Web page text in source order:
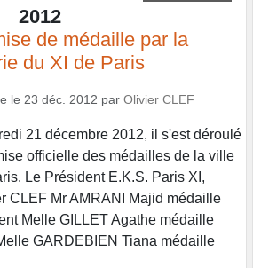
2012
de médaille par la
du XI de Paris
le 23 déc. 2012 par Olivier CLEF
21 décembre 2012, il s'est déroulé
officielle des médailles de la ville
Le Président E.K.S. Paris XI,
CLEF Mr AMRANI Majid médaille
Melle GILLET Agathe médaille
GARDEBIEN Tiana médaille